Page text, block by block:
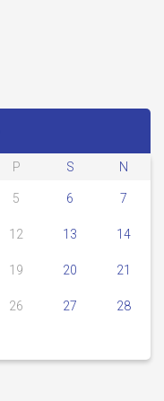
P S N
5 6 7
12 13 14
19 20 21
26 27 28